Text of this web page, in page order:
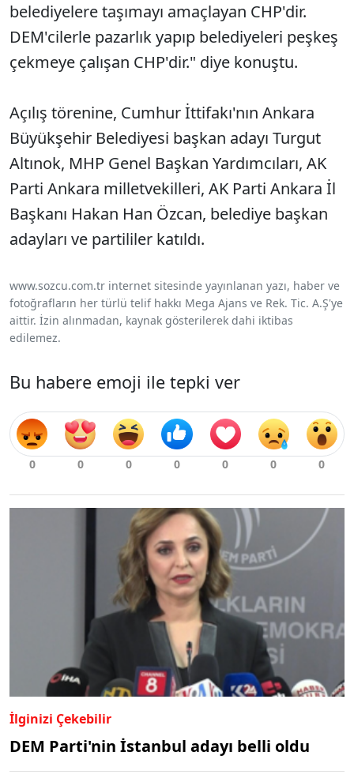
belediyelere taşımayı amaçlayan CHP'dir.
DEM'cilerle pazarlık yapıp belediyeleri peşkeş
çekmeye çalışan CHP'dir." diye konuştu.
Açılış törenine, Cumhur İttifakı'nın Ankara
Büyükşehir Belediyesi başkan adayı Turgut
Altınok, MHP Genel Başkan Yardımcıları, AK
Parti Ankara milletvekilleri, AK Parti Ankara İl
Başkanı Hakan Han Özcan, belediye başkan
adayları ve partililer katıldı.
www.sozcu.com.tr internet sitesinde yayınlanan yazı, haber ve
fotoğrafların her türlü telif hakkı Mega Ajans ve Rek. Tic. A.Ş'ye
aittir. İzin alınmadan, kaynak gösterilerek dahi iktibas
edilemez.
Bu habere emoji ile tepki ver
İlginizi Çekebilir
DEM Parti'nin İstanbul adayı belli oldu